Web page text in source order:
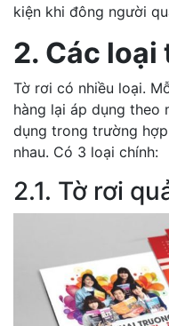
kiện khi đông người
2. Các loại
Tờ rơi có nhiều loại.
hàng lại áp dụng theo
dụng trong trường
nhau. Có 3 loại chính:
2.1. Tờ rơi